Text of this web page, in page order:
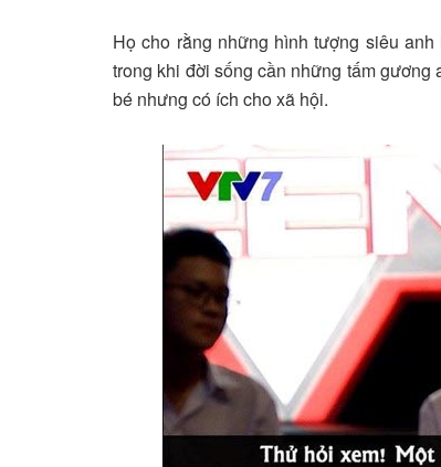
Họ cho rằng những hình tượng siêu
trong khi đời sống cần những tấm
bé nhưng có ích cho xã hội.